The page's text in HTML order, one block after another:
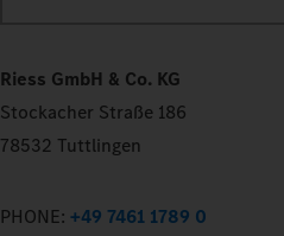
Riess GmbH & Co. KG
Stockacher Straße 186
78532 Tuttlingen
PHONE: +49 7461 1789 0